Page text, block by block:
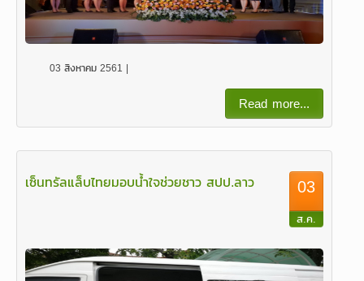
03 สิงหาคม 2561 |
Read more...
03
ส.ค.
เซ็นทรัลแล็บไทยมอบน้ำใจช่วยชาว สปป.ลาว